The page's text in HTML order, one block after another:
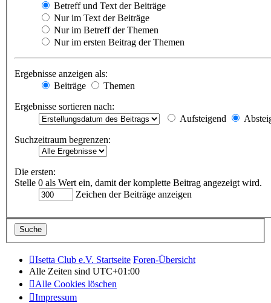
Betreff und Text der Beiträge
Nur im Text der Beiträge
Nur im Betreff der Themen
Nur im ersten Beitrag der Themen
Ergebnisse anzeigen als:
Beiträge
Themen
Ergebnisse sortieren nach:
Aufsteigend
Suchzeitraum begrenzen:
Die ersten:
Stelle 0 als Wert ein, damit der komplette Beitrag angezeigt wird.
Zeichen der Beiträge anzeigen
Isetta Club e.V. Startseite Foren-Übersicht
Alle Zeiten sind UTC+01:00
Alle Cookies löschen
Impressum